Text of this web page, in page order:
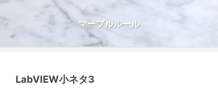
マーブルルール
LabVIEW小ネタ3